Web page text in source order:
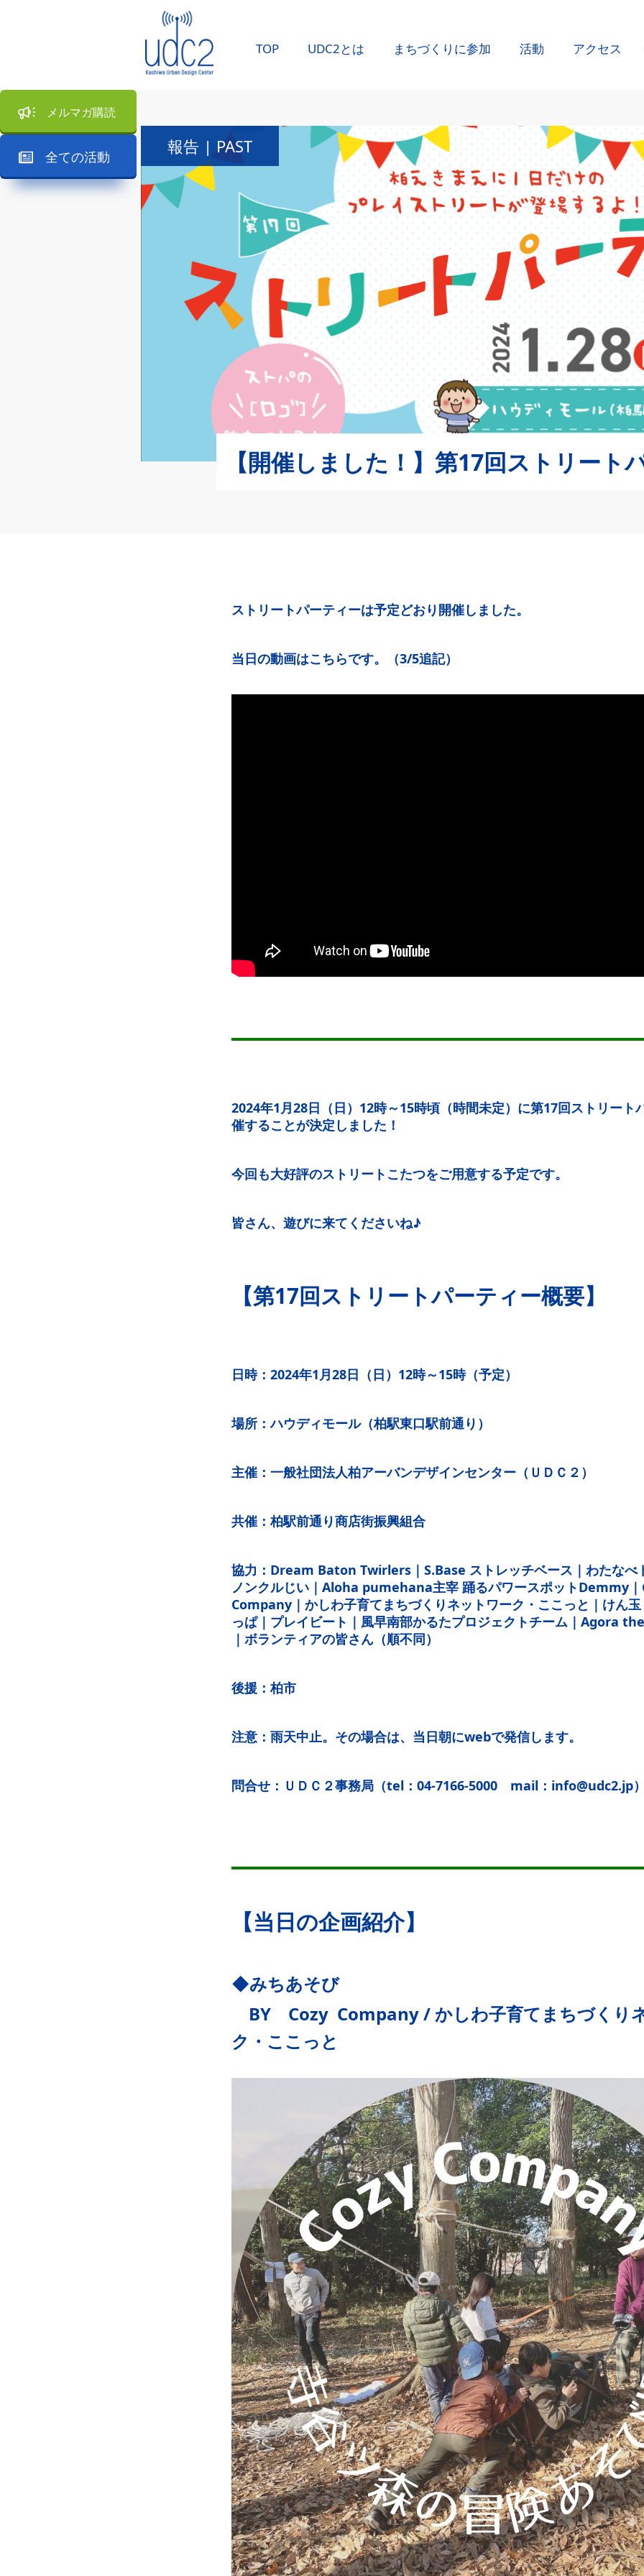
TOP UDC2とは まちづくりに参加 活動 アクセス
メルマガ購読
全ての活動 報告 | PAST
【開催しました！】第17回ストリート
ストリートパーティーは予定どおり開催しました。
当日の動画はこちらです。（3/5追記）
2024年1月28日（日）12時～15時頃（時間未定）に第17回ストリート
催することが決定しました！
今回も大好評のストリートこたつをご用意する予定です。
皆さん、遊びに来てくださいね♪
【第17回ストリートパーティー概要】
日時：2024年1月28日（日）12時～15時（予定）
場所：ハウディモール（柏駅東口駅前通り）
主催：一般社団法人柏アーバンデザインセンター（ＵＤＣ２）
共催：柏駅前通り商店街振興組合
協力：Dream Baton Twirlers｜S.Base ストレッチベース｜わたなべ
ノンクルじい｜Aloha pumehana主宰 踊るパワースポットDemmy
Company｜かしわ子育てまちづくりネットワーク・ここっと｜けん
っぱ｜プレイビート｜風早南部かるたプロジェクトチーム｜Agora
｜ボランティアの皆さん（順不同）
後援：柏市
注意：雨天中止。その場合は、当日朝にwebで発信します。
問合せ：ＵＤＣ２事務局（tel：04-7166-5000 mail：info@udc2.jp）
【当日の企画紹介】
◆みちあそび
BY Cozy Company / かしわ子育てまちづくり
ク・ここっと